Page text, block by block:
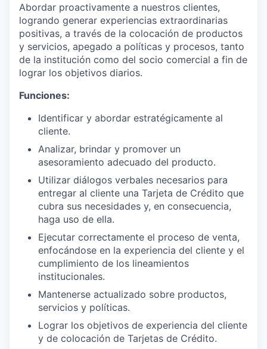
Abordar proactivamente a nuestros clientes,
logrando generar experiencias extraordinarias
positivas, a través de la colocación de productos
y servicios, apegado a políticas y procesos, tanto
de la institución como del socio comercial a fin de
lograr los objetivos diarios.
Funciones:
Identificar y abordar estratégicamente al
cliente.
Analizar, brindar y promover un
asesoramiento adecuado del producto.
Utilizar diálogos verbales necesarios para
entregar al cliente una Tarjeta de Crédito que
cubra sus necesidades y, en consecuencia,
haga uso de ella.
Ejecutar correctamente el proceso de venta,
enfocándose en la experiencia del cliente y el
cumplimiento de los lineamientos
institucionales.
Mantenerse actualizado sobre productos,
servicios y políticas.
Lograr los objetivos de experiencia del cliente
y de colocación de Tarjetas de Crédito.